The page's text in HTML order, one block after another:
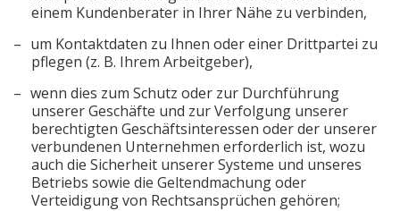
einem Kundenberater in Ihrer Nähe zu verbinden,
um Kontaktdaten zu Ihnen oder einer Drittpartei zu
pflegen (z. B. Ihrem Arbeitgeber),
wenn dies zum Schutz oder zur Durchführung
unserer Geschäfte und zur Verfolgung unserer
berechtigten Geschäftsinteressen oder der unserer
verbundenen Unternehmen erforderlich ist, wozu
auch die Sicherheit unserer Systeme und unseres
Betriebs sowie die Geltendmachung oder
Verteidigung von Rechtsansprüchen gehören;